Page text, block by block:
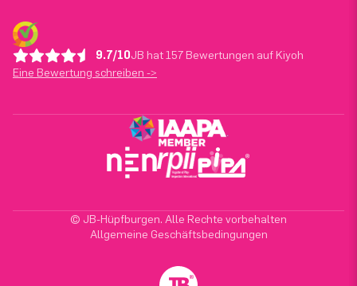
9.7/10JB hat 157 Bewertungen auf Kiyoh
Eine Bewertung schreiben ->
© JB-Hüpfburgen. Alle Rechte vorbehalten
Allgemeine Geschäftsbedingungen